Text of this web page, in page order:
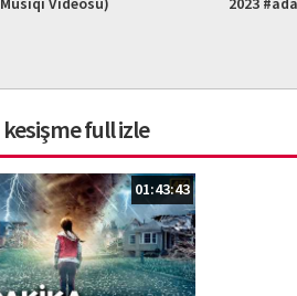
kesişme full izle
01:43:43